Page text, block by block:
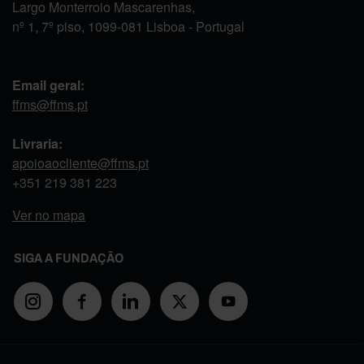
Largo Monterroio Mascarenhas,
nº 1, 7º piso, 1099-081 Lisboa - Portugal
Email geral:
ffms@ffms.pt
Livraria:
apoioaocliente@ffms.pt
+351 219 381 223
Ver no mapa
SIGA A FUNDAÇÃO